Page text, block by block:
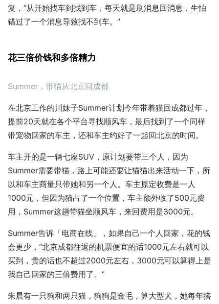
复，“从开始找车到找到车，每天就是刷消息回消息，生怕
错过了一个消息导致找不到车。”
花三倍价钱和多倍精力
Summer，带猫从北京回成都
在北京工作的川妹子Summer计划今年带着猫回成都过年，
提前20天就在各个平台寻找顺风车，最后找到了一个同样
带宠物回家的车主，还和车主约好了一起回北京的时间。
车主开的是一辆七座SUV，原计划要带三个人，因为
Summer需要带猫，路上可能还要让猫猫出来活动一下，所
以和车主商量只带她和另一个人。车主原定收费是一人
1000元，但因为猫占了一个位置，车主额外收了500元费
用，Summer这趟带猫坐顺风车，来回费用是3000元。
Summer告诉「电商在线」，如果自己一个人回家，花的钱
会更少，“北京成都往返的机票便宜的话1000元左右就可以
买到，贵的话也不超过2000元左右，3000元可以算得上是
我自己回家的三倍费用了。”
朱晨有一只狗和两只猫，狗狗是金毛，算大型犬，她每年搭